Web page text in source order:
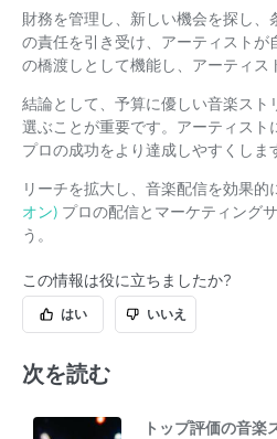
財務を管理し、新しい機会を探し
の責任を引き受け、アーティスト
の橋渡しとして機能し、アーティ
結論として、予算に優しい音楽ス
選ぶことが重要です。アーティス
プロの成功をより達成しやすくしま
リーチを拡大し、音楽配信を効果
オン) プロの配信とマーケティング
う。
この情報は役に立ちましたか?
はい いいえ
次を読む
トップ評価の音楽